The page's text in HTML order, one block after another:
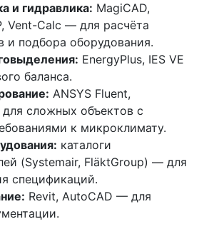
и гидравлика: MagiCAD,
Vent-Calc — для расчёта
и подбора оборудования.
EnergyPlus, IES VE
баланса.
ANSYS Fluent,
сложных объектов с
к микроклимату.
каталоги
(Systemair, FläktGroup) — для
спецификаций.
Revit, AutoCAD — для